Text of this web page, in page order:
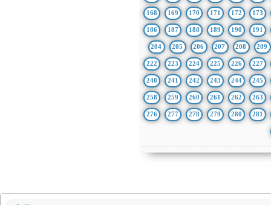
168 169 170 171 172 173
186 187 188 189 190 191
204 205 206 207 208 209
222 223 224 225 226 227
240 241 242 243 244 245
258 259 260 261 262 263
276 277 278 279 280 281